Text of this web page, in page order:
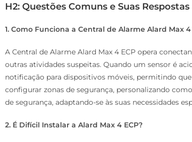
H2: Questões Comuns e Suas Respostas
1. Como Funciona a Central de Alarme Alard Max 4
A Central de Alarme Alard Max 4 ECP opera
outras atividades suspeitas. Quando um sensor é
notificação para dispositivos móveis, permitindo
configurar zonas de segurança, personalizando
de segurança, adaptando-se às suas necessidades
2. É Difícil Instalar a Alard Max 4 ECP?